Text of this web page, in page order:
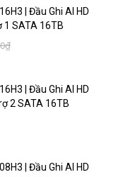
| Đầu Ghi AI HD
1 SATA 16TB
| Đầu Ghi AI HD
2 SATA 16TB
| Đầu Ghi AI HD